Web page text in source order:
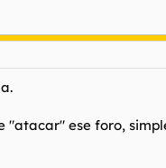
ese foro,